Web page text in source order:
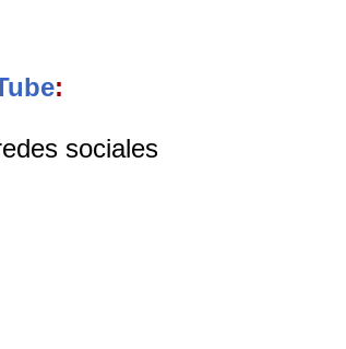
:
sociales